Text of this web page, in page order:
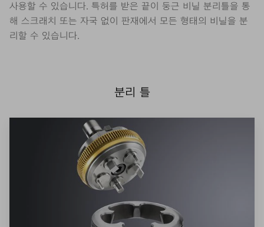
사용할 수 있습니다. 특허를 받은 끝이 둥근 비닐 분리틀을 통
해 스크래치 또는 자국 없이 판재에서 모든 형태의 비닐을 분
리할 수 있습니다.
분리 틀